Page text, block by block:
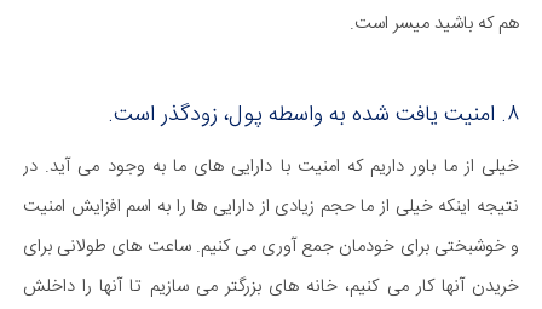
هم که باشید میسر است.
۸. امنیت یافت شده به واسطه پول، زودگذر است.
خیلی از ما باور داریم که امنیت با دارایی های ما به وجود می آید. در
نتیجه اینکه خیلی از ما حجم زیادی از دارایی ها را به اسم افزایش امنیت
و خوشبختی برای خودمان جمع آوری می کنیم. ساعت های طولانی برای
خریدن آنها کار می کنیم، خانه های بزرگتر می سازیم تا آنها را داخلش